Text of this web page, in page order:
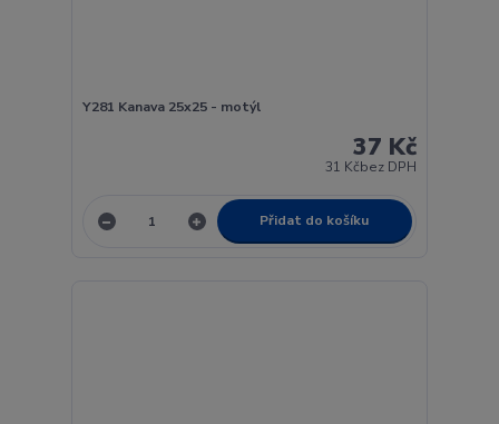
Y281 Kanava 25x25 - motýl
37 Kč
31 Kčbez DPH
Přidat do košíku